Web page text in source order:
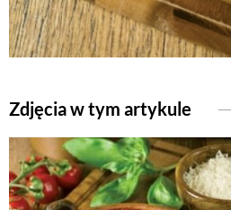
Zdjęcia w tym artykule
EKO
ZWIERZĘTA
ZWIERZĘTA W